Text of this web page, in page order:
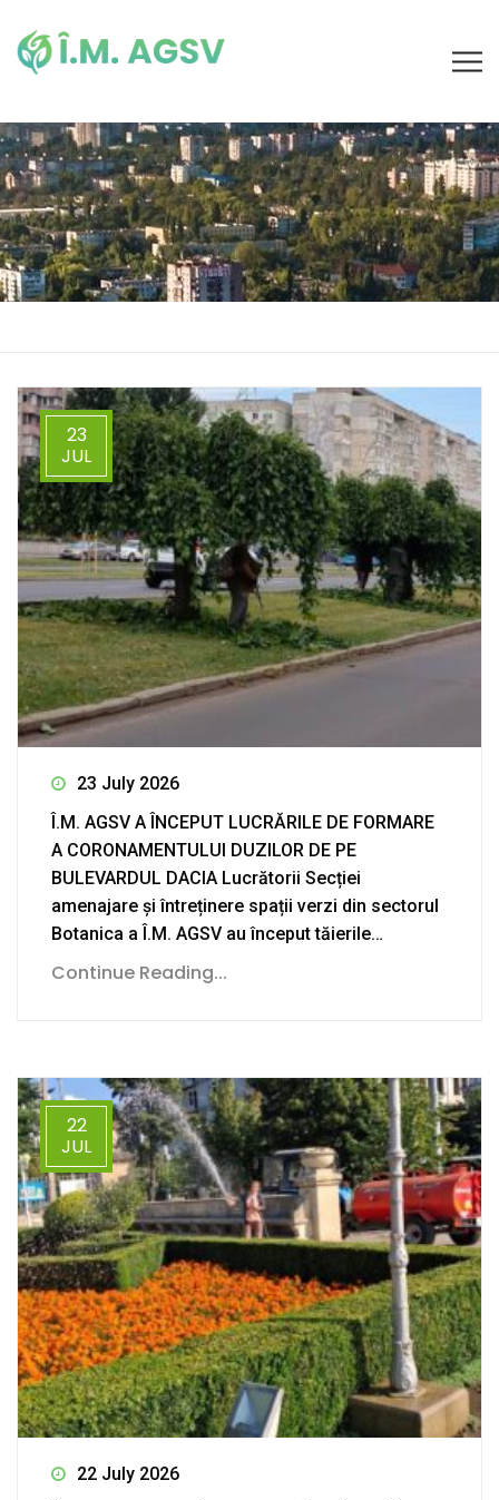
23
JUL
23 July 2026
Î.M. AGSV A ÎNCEPUT LUCRĂRILE DE FORMARE
A CORONAMENTULUI DUZILOR DE PE
BULEVARDUL DACIA Lucrătorii Secției
amenajare și întreținere spații verzi din sectorul
Botanica a Î.M. AGSV au început tăierile…
Continue Reading...
22
JUL
22 July 2026